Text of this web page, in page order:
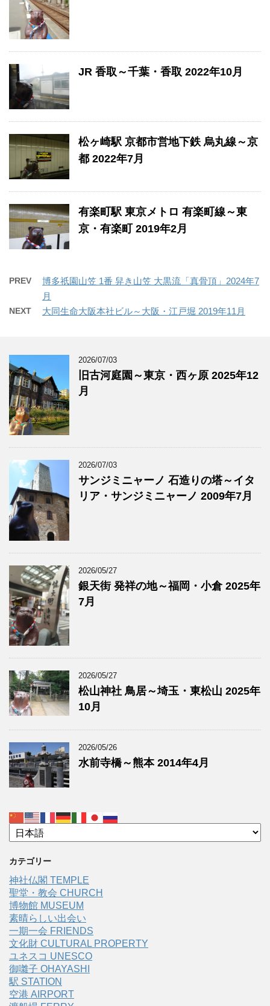
JR 香取～千葉・香取 2022年10月
松ヶ崎駅 京都市営地下鉄 烏丸線～京
都 2022年7月
有楽町駅 東京メトロ 有楽町線～東
京・有楽町 2019年2月
PREV
博多祇園山笠 1番 舁き山笠 大黒流「真骨頂」2024年7
月
NEXT 大同生命大阪本社ビル～大阪・江戸堀 2019年11月
2026/07/03
旧古河庭園～東京・西ヶ原 2025年12
月
2026/07/03
サンジミニャーノ 石造りの塔～イタ
リア・サンジミニャーノ 2009年7月
2026/05/27
銀天街 発祥の地～福岡・小倉 2025年
7月
2026/05/27
松山神社 鳥居～埼玉・東松山 2025年
10月
2026/05/26
水前寺橋～熊本 2014年4月
カテゴリー
神社仏閣 TEMPLE
聖堂・教会 CHURCH
博物館 MUSEUM
素晴らしい出会い
一期一会 FRIENDS
文化財 CULTURAL PROPERTY
ユネスコ UNESCO
御囃子 OHAYASHI
駅 STATION
空港 AIRPORT